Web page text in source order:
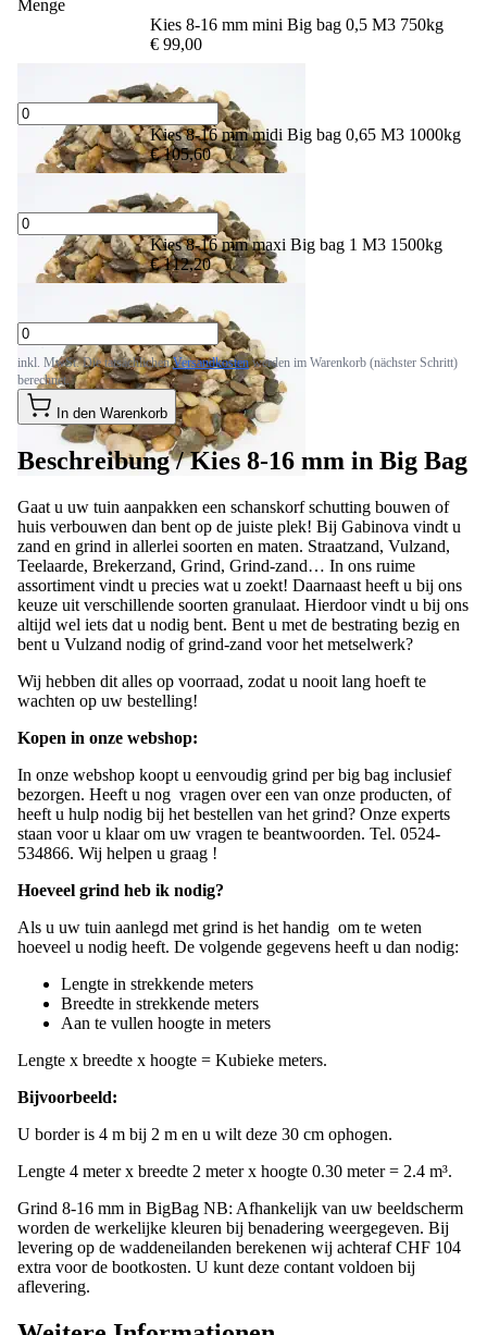
Kies 8-16 mm midi Big bag 0,65 M3 1000kg
€ 105,60
Kies 8-16 mm maxi Big bag 1 M3 1500kg
€ 112,20
inkl. MwSt. Die tatsächlichen Versandkosten
berechnet.
In den Warenkorb
Beschreibung /Kies 8-16 mm in Big Bag
Gaat u uw tuin aanpakken een schanskorf schutting bouwen of
zand en grind in allerlei soorten en maten. Straatzand, Vulzand,
Teelaarde, Brekerzand, Grind, Grind-zand… In ons ruime
assortiment vindt u precies wat u zoekt! Daarnaast heeft u bij ons
keuze uit verschillende soorten granulaat. Hierdoor vindt u bij ons
altijd wel iets dat u nodig bent. Bent u met de bestrating bezig en
bent u Vulzand nodig of grind-zand voor het metselwerk?
Wij hebben dit alles op voorraad, zodat u nooit lang hoeft te
Kopen in onze webshop:
In onze webshop koopt u eenvoudig grind per big bag inclusief
heeft u hulp nodig bij het bestellen van het grind? Onze experts
staan voor u klaar om uw vragen te beantwoorden. Tel. 0524-
534866. Wij helpen u graag !
Hoeveel grind heb ik nodig?
Als u uw tuin aanlegd met grind is het handig om te weten
Lengte in strekkende meters
Aan te vullen hoogte in meters
Lengte x breedte x hoogte = Kubieke meters.
Bijvoorbeeld:
U border is 4 m bij 2 m en u wilt deze 30 cm ophogen.
Lengte 4 meter x breedte 2 meter x hoogte 0.30 meter = 2.4 m³.
Grind 8-16 mm in BigBag NB: Afhankelijk van uw beeldscherm
levering op de waddeneilanden berekenen wij achteraf CHF 104
extra voor de bootkosten. U kunt deze contant voldoen bij
aflevering.
Weitere Informationen